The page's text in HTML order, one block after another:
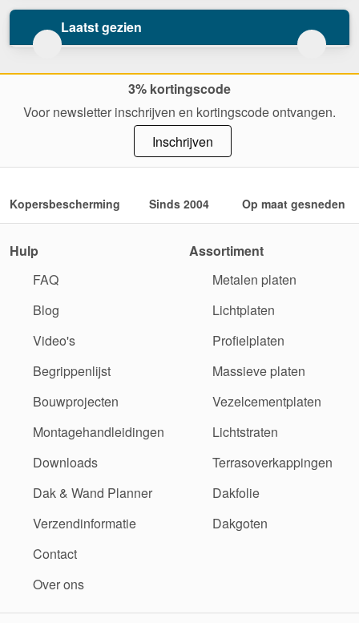
Laatst gezien
3% kortingscode
Voor newsletter inschrijven en kortingscode ontvangen.
Inschrijven
Kopersbescherming Sinds 2004 Op maat gesneden
Hulp
FAQ
Blog
Video's
Begrippenlijst
Bouwprojecten
Montagehandleidingen
Downloads
Dak & Wand Planner
Verzendinformatie
Contact
Over ons
Assortiment
Metalen platen
Lichtplaten
Profielplaten
Massieve platen
Vezelcementplaten
Lichtstraten
Terrasoverkappingen
Dakfolie
Dakgoten